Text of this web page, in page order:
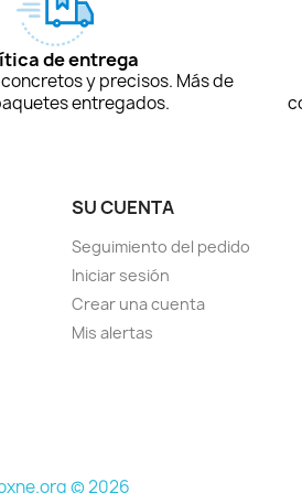
de entrega
y precisos. Más de
entregados.
SU CUENTA
Seguimiento del pedido
Iniciar sesión
Crear una cuenta
Mis alertas
© 2026